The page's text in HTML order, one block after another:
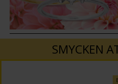
SMYCKEN